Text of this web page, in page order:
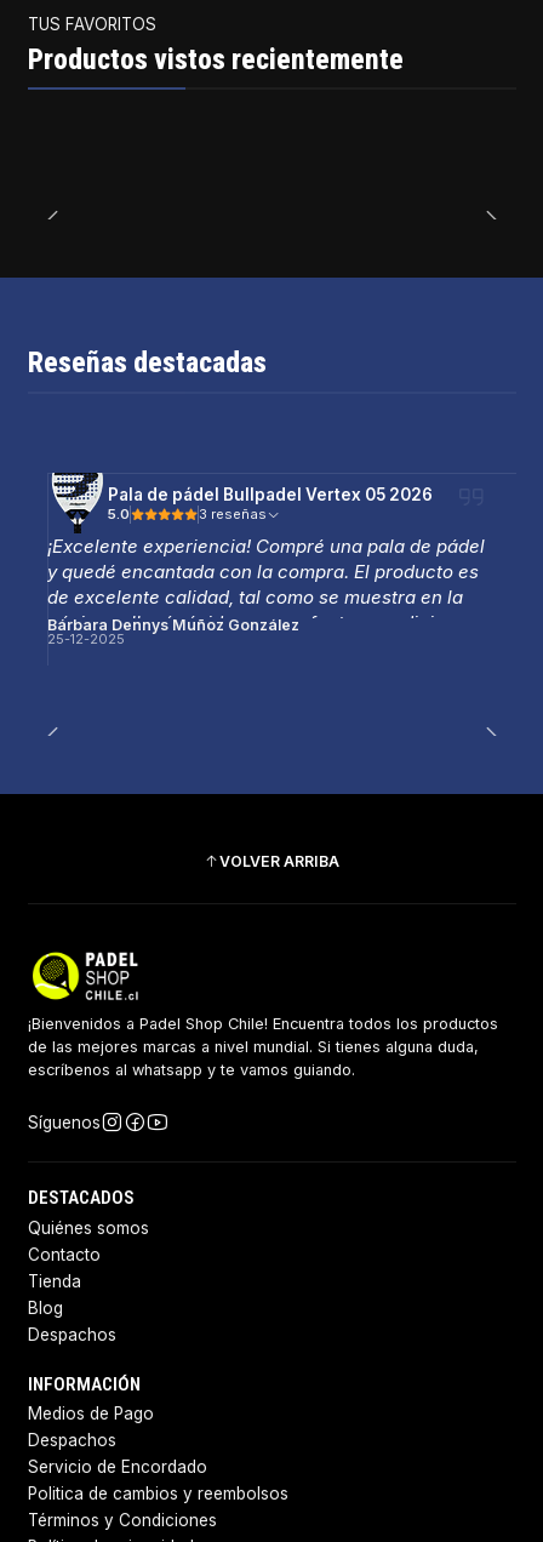
TUS FAVORITOS
Productos vistos recientemente
Reseñas destacadas
Pala de pádel Bullpadel Vertex 05 2026
5.0 3 reseñas
¡Excelente experiencia! Compré una pala de pádel
y quedé encantada con la compra. El producto es
de excelente calidad, tal como se muestra en la
página, y llegó rápido y en perfectas condiciones.
La atención fue muy amable y profesional, lo que
comprar.
Bárbara Dennys Muñoz González
25-12-2025
VOLVER ARRIBA
¡Bienvenidos a Padel Shop Chile! Encuentra todos los productos
de las mejores marcas a nivel mundial. Si tienes alguna duda,
escríbenos al whatsapp y te vamos guiando.
Síguenos
DESTACADOS
Quiénes somos
Contacto
Tienda
Blog
Despachos
INFORMACIÓN
Medios de Pago
Despachos
Servicio de Encordado
Politica de cambios y reembolsos
Términos y Condiciones